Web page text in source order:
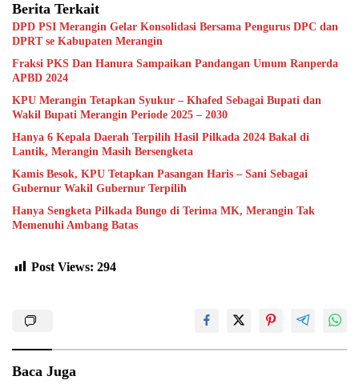
Berita Terkait
DPD PSI Merangin Gelar Konsolidasi Bersama Pengurus DPC dan
DPRT se Kabupaten Merangin
Fraksi PKS Dan Hanura Sampaikan Pandangan Umum Ranperda
APBD 2024
KPU Merangin Tetapkan Syukur – Khafed Sebagai Bupati dan
Wakil Bupati Merangin Periode 2025 – 2030
Hanya 6 Kepala Daerah Terpilih Hasil Pilkada 2024 Bakal di
Lantik, Merangin Masih Bersengketa
Kamis Besok, KPU Tetapkan Pasangan Haris – Sani Sebagai
Gubernur Wakil Gubernur Terpilih
Hanya Sengketa Pilkada Bungo di Terima MK, Merangin Tak
Memenuhi Ambang Batas
Post Views: 294
Baca Juga